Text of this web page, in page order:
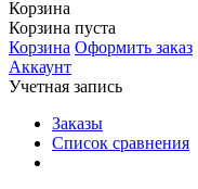
Корзина
Корзина пуста
Корзина Оформить заказ
Аккаунт
Учетная запись
Заказы
Список сравнения